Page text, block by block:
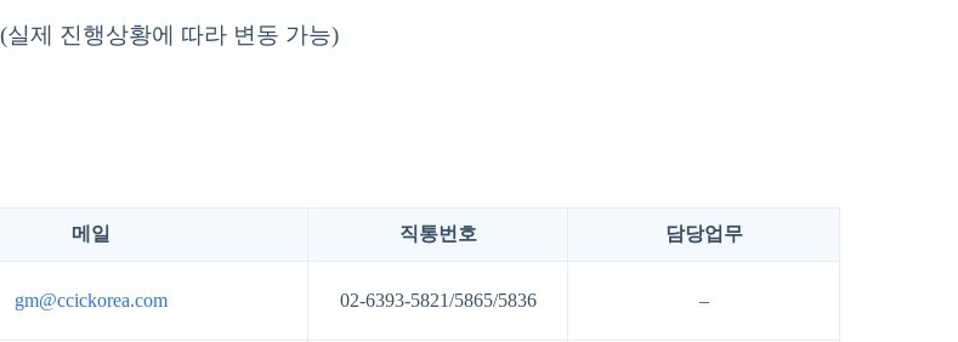
제 진행상황에 따라 변동 가능)
메일 직통번호 담당업무
gm@ccickorea.com 02-6393-5821/5865/5836 –